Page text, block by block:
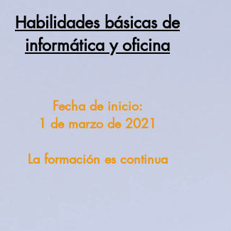
Habilidades básicas de
informática y oficina
Fecha de inicio:
1 de marzo de 2021
La formación es continua